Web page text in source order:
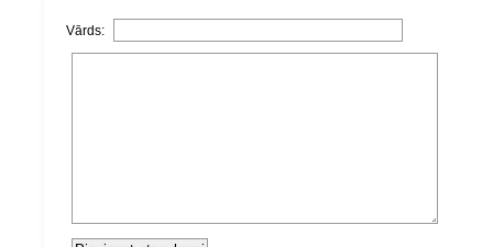
Vārds: